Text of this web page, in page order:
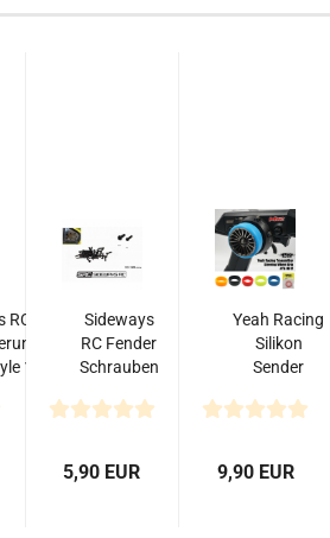
RC
1
Sideways
RC Fender
Schrauben
6mm
schwarz...
5,90 EUR
Yeah Racing
Silikon
Sender
9,90 EUR